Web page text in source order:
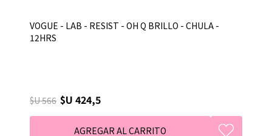
VOGUE - LAB - RESIST - OH Q BRILLO - CHULA -
12HRS
$U 566 $U 424,5